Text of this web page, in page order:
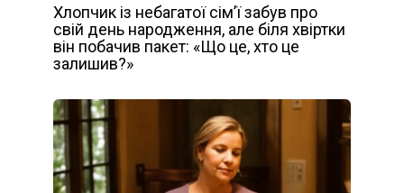
Хлопчик із небагатої сім’ї забув про
свій день народження, але біля хвіртки
він побачив пакет: «Що це, хто це
залишив?»